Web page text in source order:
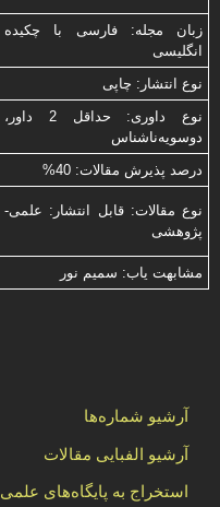
زبان مجله: فارسی با چكیده
انگلیسی
نوع انتشار: چاپی
نوع داوری: حداقل 2 داور،
دوسویه‌ناشناس
درصد پذیرش مقالات: 40%
نوع مقالات: قابل انتشار: علمی-
پژوهشی
مشابهت ياب: سميم نور
آرشیو شماره‌ها
آرشیو الفبایی مقالات
استخراج به پایگاه‌های علمی